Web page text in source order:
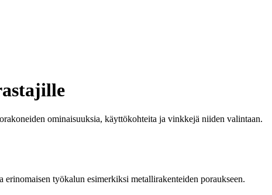
ominaisuuksia, käyttökohteita ja vinkkejä niiden valintaan.
työkalun esimerkiksi metallirakenteiden poraukseen.